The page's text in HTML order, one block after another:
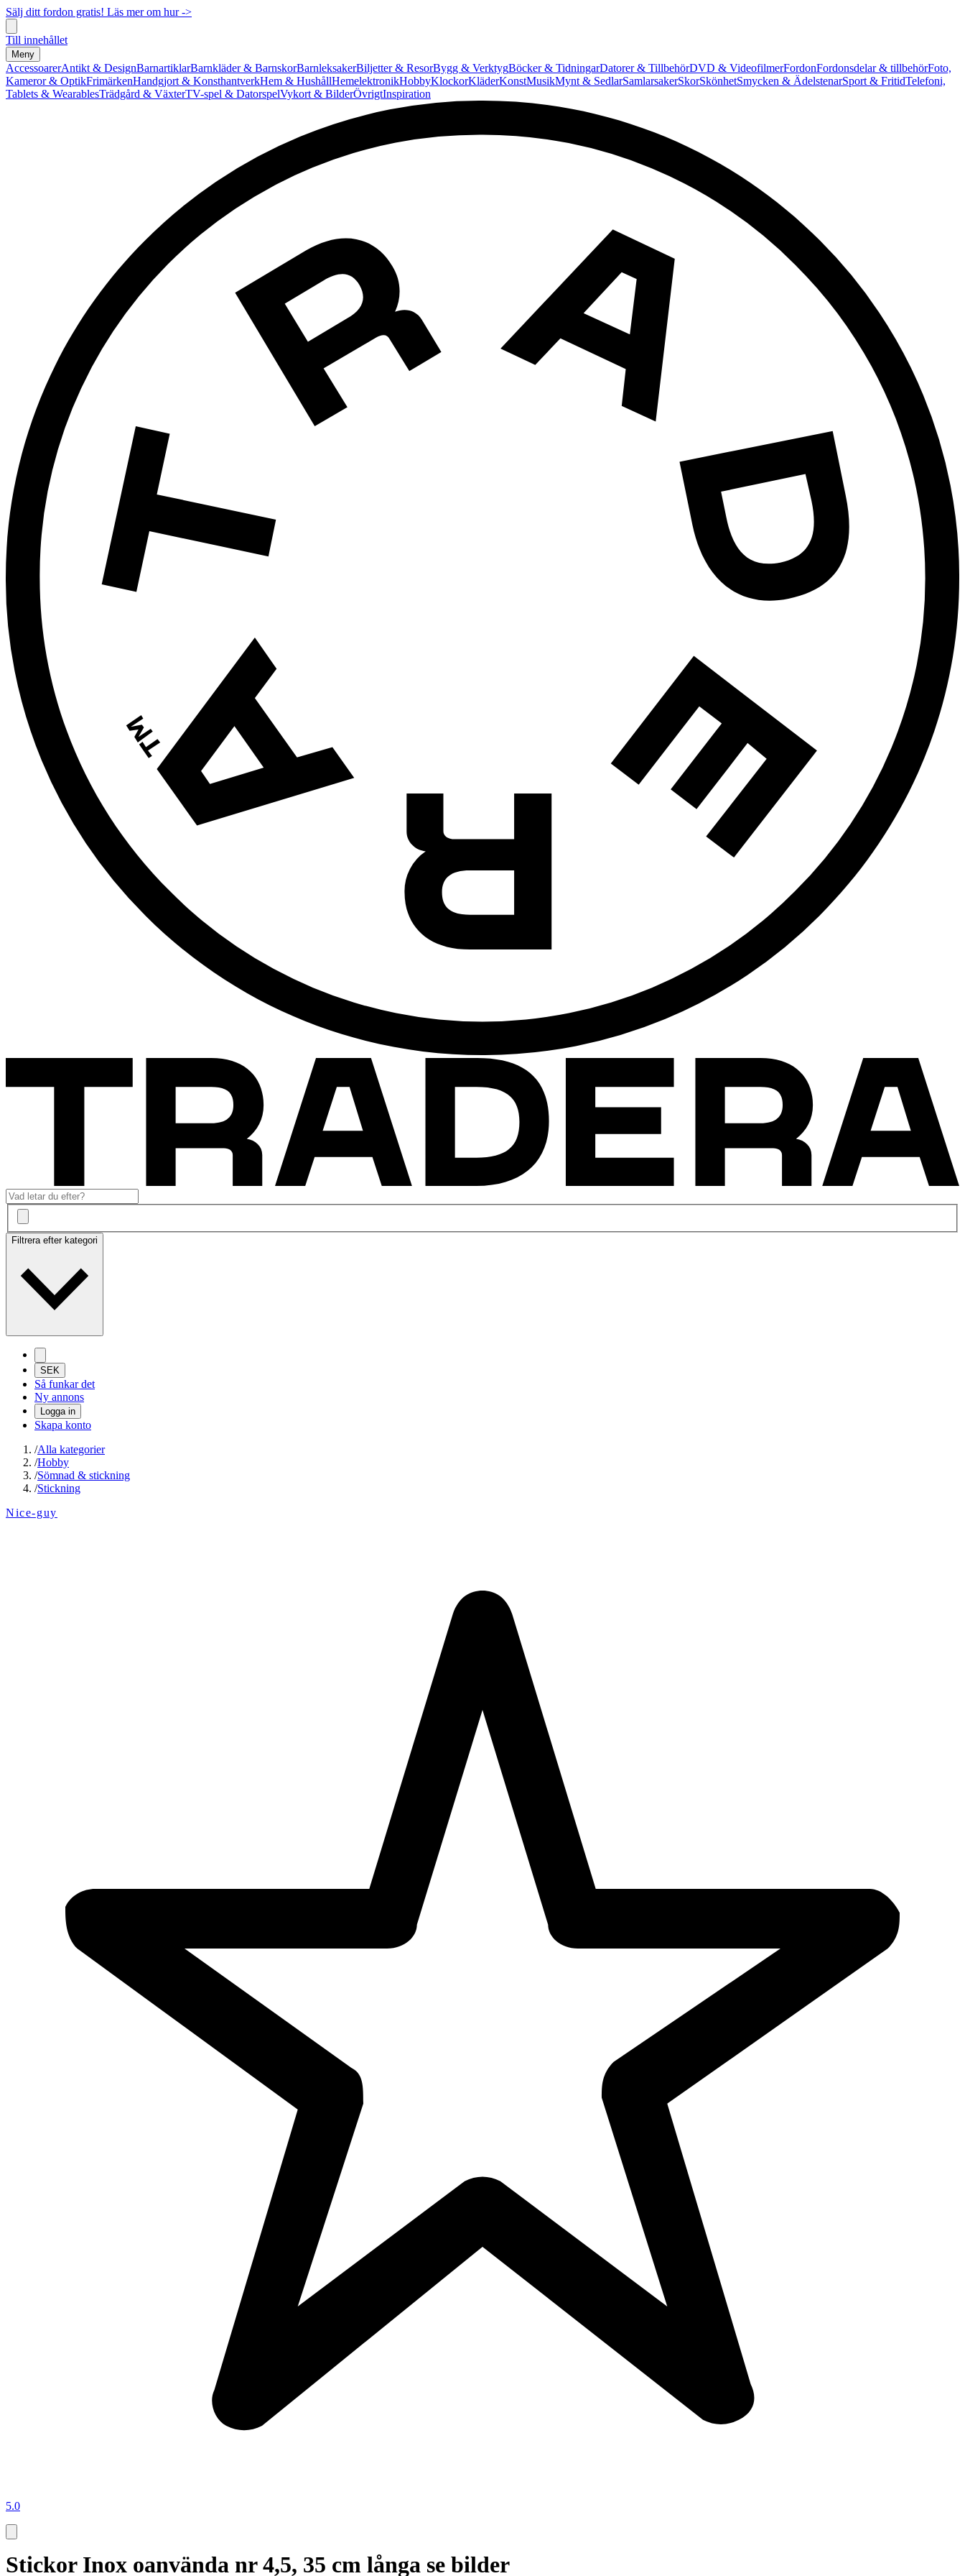
Sälj ditt fordon gratis! Läs mer om hur ->
Till innehållet
Meny
AccessoarerAntikt & DesignBarnartiklarBarnkläder & BarnskorBarnleksakerBiljetter & ResorBygg & VerktygBöcker & TidningarDatorer & TillbehörDVD & VideofilmerFordonFordonsdelar & tillbehörFoto,
Kameror & OptikFrimärkenHandgjort & KonsthantverkHem & HushållHemelektronikHobbyKlockorKläderKonstMusikMynt & SedlarSamlarsakerSkorSkönhetSmycken & ÄdelstenarSport & FritidTelefoni,
Tablets & WearablesTrädgård & VäxterTV-spel & DatorspelVykort & BilderÖvrigtInspiration
Filtrera efter kategori
SEK
Så funkar det
Ny annons
Logga in
Skapa konto
/Alla kategorier
/Hobby
/Sömnad & stickning
/Stickning
Nice-guy
5.0
Stickor Inox oanvända nr 4,5, 35 cm långa se bilder